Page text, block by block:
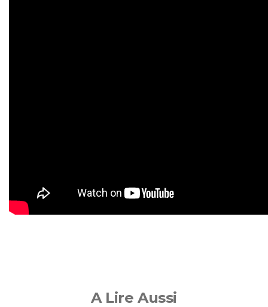
A Lire Aussi